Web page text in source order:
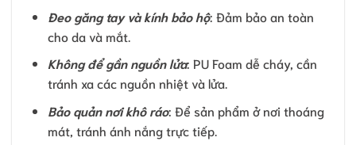
Đeo găng tay và kính bảo hộ: Đảm bảo an toàn
cho da và mắt.
Không để gần nguồn lửa: PU Foam dễ cháy, cần
tránh xa các nguồn nhiệt và lửa.
Bảo quản nơi khô ráo: Để sản phẩm ở nơi thoáng
mát, tránh ánh nắng trực tiếp.